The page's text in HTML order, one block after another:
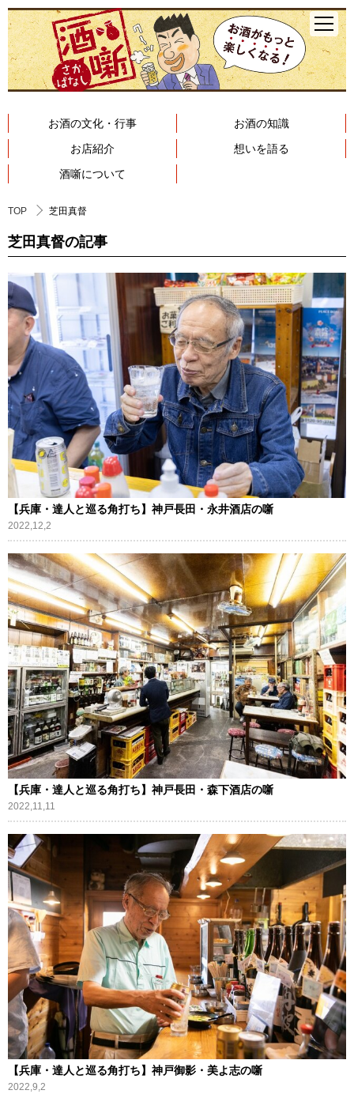
お酒の文化・行事
お酒の知識
お店紹介
想いを語る
酒噺について
TOP 芝田真督
芝田真督の記事
【兵庫・達人と巡る角打ち】神戸長田・永井酒店の噺
2022,12,2
【兵庫・達人と巡る角打ち】神戸長田・森下酒店の噺
2022,11,11
【兵庫・達人と巡る角打ち】神戸御影・美よ志の噺
2022,9,2